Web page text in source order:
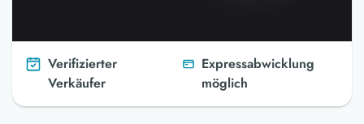
Verifizierter
Verkäufer
Expressabwicklung
möglich